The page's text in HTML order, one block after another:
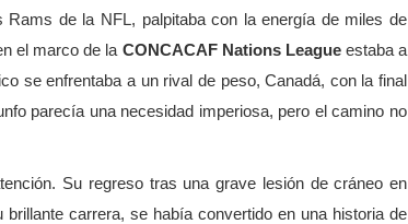
de la NFL, palpitaba con la energía de miles de
el marco de la CONCACAF Nations Leagueestaba a
se enfrentaba a un rival de peso, Canadá, con la final
parecía una necesidad imperiosa, pero el camino no
Su regreso tras una grave lesión de cráneo en
carrera, se había convertido en una historia de